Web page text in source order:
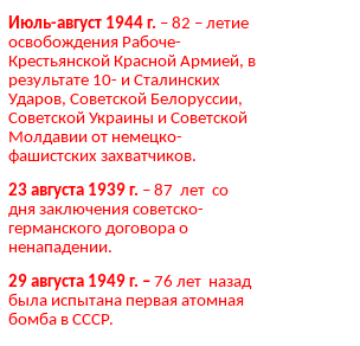
Июль-август 1944 г. – 82 – летие
освобождения Рабоче-
Крестьянской Красной Армией, в
результате 10- и Сталинских
Ударов, Советской Белоруссии,
Советской Украины и Советской
Молдавии от немецко-
фашистских захватчиков.
23 августа 1939 г. – 87 лет со
дня заключения советско-
германского договора о
ненападении.
29 августа 1949 г. – 76 лет назад
была испытана первая атомная
бомба в СССР.